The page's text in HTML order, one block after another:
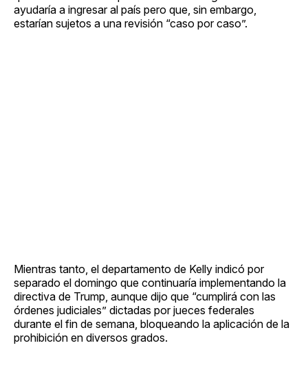
ayudaría a ingresar al país pero que, sin embargo,
estarían sujetos a una revisión “caso por caso”.
Mientras tanto, el departamento de Kelly indicó por
separado el domingo que continuaría implementando la
directiva de Trump, aunque dijo que “cumplirá con las
órdenes judiciales” dictadas por jueces federales
durante el fin de semana, bloqueando la aplicación de la
prohibición en diversos grados.